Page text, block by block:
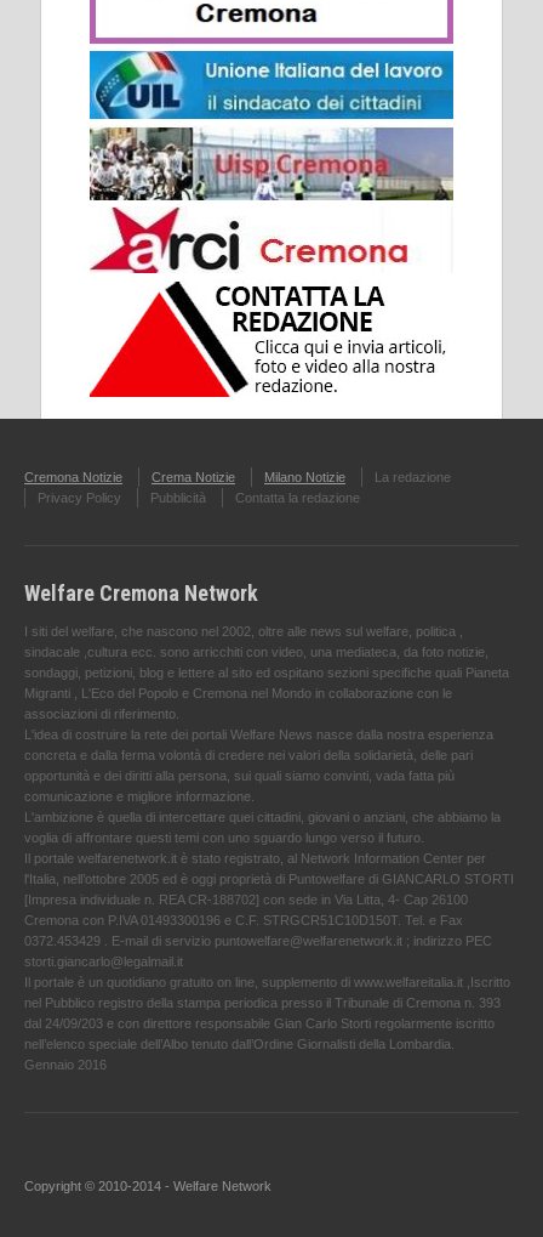
Cremona Notizie Crema Notizie Milano Notizie
La redazione
Privacy Policy
Pubblicità Contatta la redazione
Welfare Cremona Network
I siti del welfare, che nascono nel 2002, oltre alle news sul welfare, politica ,
sindacale ,cultura ecc. sono arricchiti con video, una mediateca, da foto notizie,
sondaggi, petizioni, blog e lettere al sito ed ospitano sezioni specifiche quali Pianeta
Migranti , L'Eco del Popolo e Cremona nel Mondo in collaborazione con le
associazioni di riferimento.
L'idea di costruire la rete dei portali Welfare News nasce dalla nostra esperienza
concreta e dalla ferma volontà di credere nei valori della solidarietà, delle pari
opportunità e dei diritti alla persona, sui quali siamo convinti, vada fatta più
comunicazione e migliore informazione.
L'ambizione è quella di intercettare quei cittadini, giovani o anziani, che abbiamo la
voglia di affrontare questi temi con uno sguardo lungo verso il futuro.
Il portale welfarenetwork.it è stato registrato, al Network Information Center per
l'Italia, nell’ottobre 2005 ed è oggi proprietà di Puntowelfare di GIANCARLO STORTI
[Impresa individuale n. REA CR-188702] con sede in Via Litta, 4- Cap 26100
Cremona con P.IVA 01493300196 e C.F. STRGCR51C10D150T. Tel. e Fax
0372.453429 . E-mail di servizio puntowelfare@welfarenetwork.it ; indirizzo PEC
storti.giancarlo@legalmail.it
Il portale è un quotidiano gratuito on line, supplemento di www.welfareitalia.it ,Iscritto
nel Pubblico registro della stampa periodica presso il Tribunale di Cremona n. 393
dal 24/09/203 e con direttore responsabile Gian Carlo Storti regolarmente iscritto
nell’elenco speciale dell’Albo tenuto dall’Ordine Giornalisti della Lombardia.
Gennaio 2016
Copyright © 2010-2014 - Welfare Network